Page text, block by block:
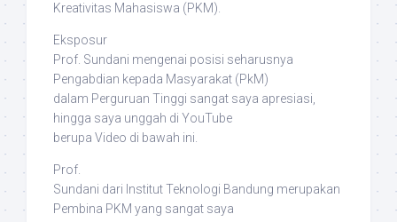
Kreativitas Mahasiswa (PKM).
Eksposur
Prof. Sundani mengenai posisi seharusnya
Pengabdian kepada Masyarakat (PkM)
dalam Perguruan Tinggi sangat saya apresiasi,
hingga saya unggah di YouTube
berupa Video di bawah ini.
Prof.
Sundani dari Institut Teknologi Bandung merupakan
Pembina PKM yang sangat saya